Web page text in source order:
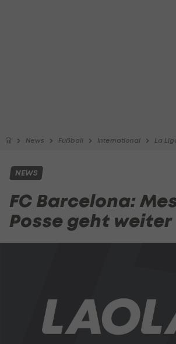
News Fußball International La
NEWS
FC Barcelona:
Posse geht weiter